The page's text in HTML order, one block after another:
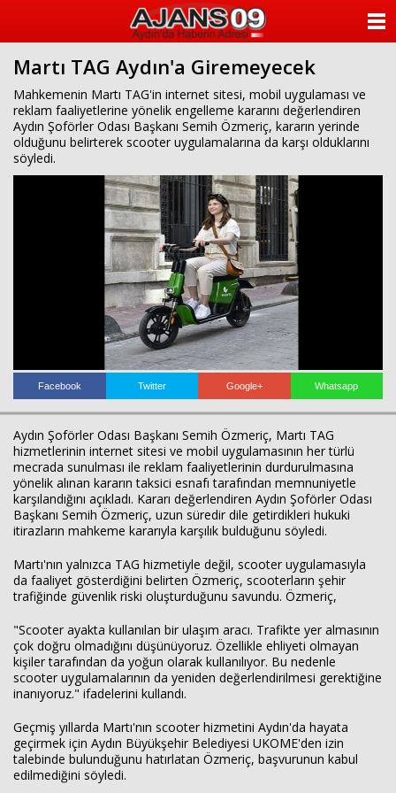
Martı TAG Aydın'a Giremeyecek
Mahkemenin Martı TAG'in internet sitesi, mobil uygulaması ve
reklam faaliyetlerine yönelik engelleme kararını değerlendiren
Aydın Şoförler Odası Başkanı Semih Özmeriç, kararın yerinde
olduğunu belirterek scooter uygulamalarına da karşı olduklarını
söyledi.
Facebook Twitter Google+ Whatsapp
Aydın Şoförler Odası Başkanı Semih Özmeriç, Martı TAG
hizmetlerinin internet sitesi ve mobil uygulamasının her türlü
mecrada sunulması ile reklam faaliyetlerinin durdurulmasına
yönelik alınan kararın taksici esnafı tarafından memnuniyetle
karşılandığını açıkladı. Kararı değerlendiren Aydın Şoförler Odası
Başkanı Semih Özmeriç, uzun süredir dile getirdikleri hukuki
itirazların mahkeme kararıyla karşılık bulduğunu söyledi.
Martı'nın yalnızca TAG hizmetiyle değil, scooter uygulamasıyla
da faaliyet gösterdiğini belirten Özmeriç, scooterların şehir
trafiğinde güvenlik riski oluşturduğunu savundu. Özmeriç,
"Scooter ayakta kullanılan bir ulaşım aracı. Trafikte yer almasının
çok doğru olmadığını düşünüyoruz. Özellikle ehliyeti olmayan
kişiler tarafından da yoğun olarak kullanılıyor. Bu nedenle
scooter uygulamalarının da yeniden değerlendirilmesi gerektiğine
inanıyoruz." ifadelerini kullandı.
Geçmiş yıllarda Martı'nın scooter hizmetini Aydın'da hayata
geçirmek için Aydın Büyükşehir Belediyesi UKOME'den izin
talebinde bulunduğunu hatırlatan Özmeriç, başvurunun kabul
edilmediğini söyledi.
KATEGORİLER
YAZARLAR
ANKETLER
FOTO GALERİ
VİDEO GALERİ
KÜNYE
İLETİŞİM